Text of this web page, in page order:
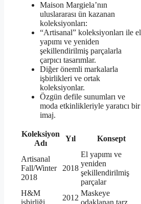
Maison Margiela’nın
uluslararası ün kazanan
koleksiyonları:
“Artisanal” koleksiyonları ile el
yapımı ve yeniden
şekillendirilmiş parçalarla
çarpıcı tasarımlar.
Diğer önemli markalarla
işbirlikleri ve ortak
koleksiyonlar.
Özgün defile sunumları ve
moda etkinlikleriyle yaratıcı bir
imaj.
Koleksiyon
Adı
Yıl Konsept
Artisanal
Fall/Winter
2018
2018
El yapımı ve
yeniden
şekillendirilmiş
parçalar
H&M
2012
Maskeye